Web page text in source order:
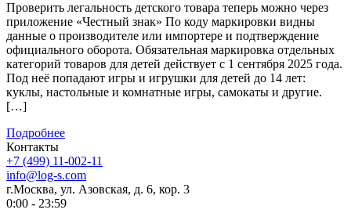
Проверить легальность детского товара теперь можно через
приложение «Честный знак» По коду маркировки видны
данные о производителе или импортере и подтверждение
официального оборота. Обязательная маркировка отдельных
категорий товаров для детей действует с 1 сентября 2025 года.
Под неё попадают игры и игрушки для детей до 14 лет:
куклы, настольные и комнатные игры, самокаты и другие.
[…]
Подробнее
Контакты
+7 (499) 11-002-11
info@log-s.com
г.Москва, ул. Азовская, д. 6, кор. 3
0:00 - 23:59